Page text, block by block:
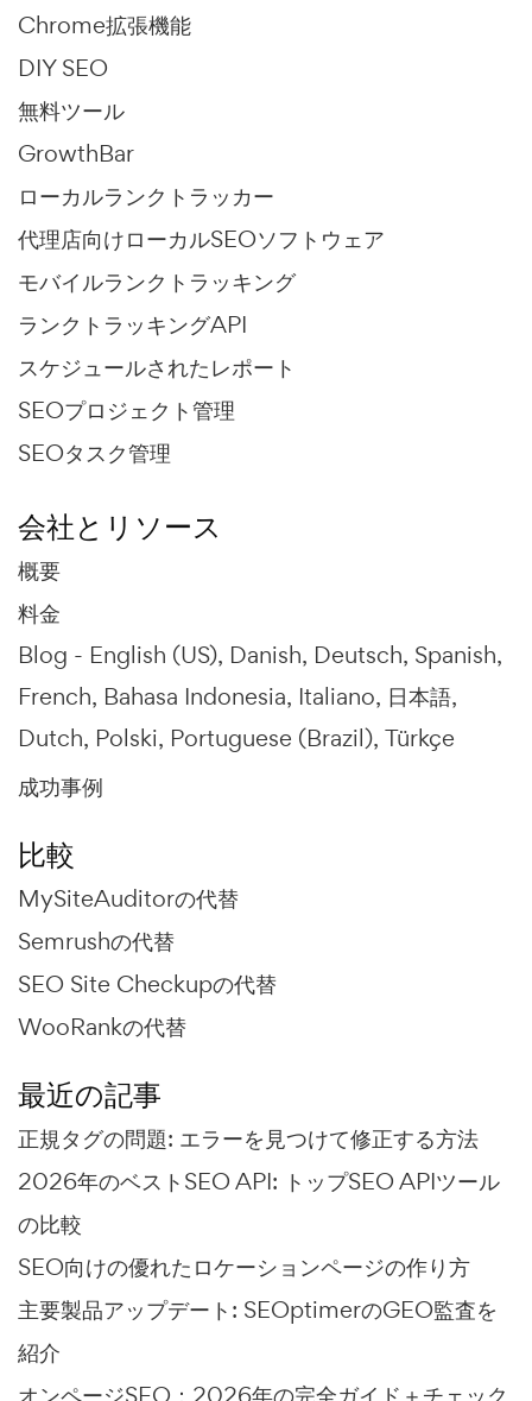
Chrome拡張機能
DIY SEO
無料ツール
GrowthBar
ローカルランクトラッカー
代理店向けローカルSEOソフトウェア
モバイルランクトラッキング
ランクトラッキングAPI
スケジュールされたレポート
SEOプロジェクト管理
SEOタスク管理
会社とリソース
概要
料金
Blog - English (US) Danish Deutsch Spanish
French Bahasa Indonesia Italiano 日本語
Dutch Polski Portuguese (Brazil) Türkçe
成功事例
比較
MySiteAuditorの代替
Semrushの代替
SEO Site Checkupの代替
WooRankの代替
最近の記事
正規タグの問題: エラーを見つけて修正する方法
2026年のベストSEO API: トップSEO APIツール
の比較
SEO向けの優れたロケーションページの作り方
主要製品アップデート: SEOptimerのGEO監査を
紹介
オンページSEO：2026年の完全ガイド＋チェック